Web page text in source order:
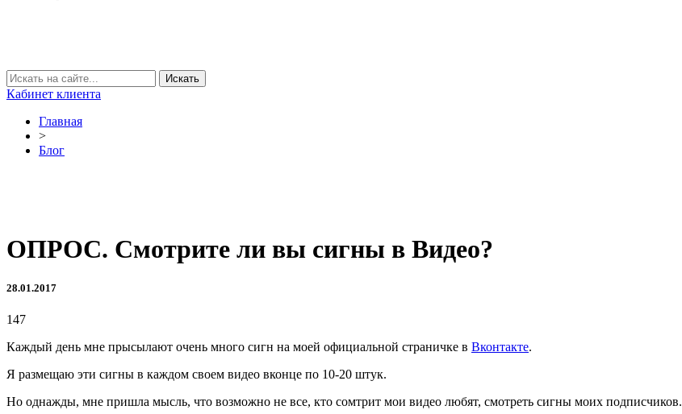
Кабинет клиента
Главная
>
Блог
ОПРОС. Смотрите ли вы сигны в Видео?
28.01.2017
147
Каждый день мне прысылают очень много сигн на моей официальной страничке в Вконтакте.
Я размещаю эти сигны в каждом своем видео вконце по 10-20 штук.
Но однажды, мне пришла мысль, что возможно не все, кто сомтрит мои видео любят, смотреть сигны моих подписчиков.